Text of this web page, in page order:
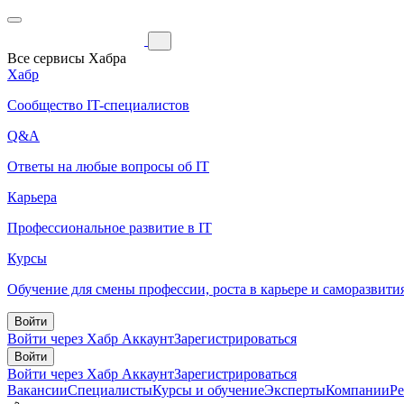
Все сервисы Хабра
Хабр
Сообщество IT-специалистов
Q&A
Ответы на любые вопросы об IT
Карьера
Профессиональное развитие в IT
Курсы
Обучение для смены профессии, роста в карьере и
Войти
Войти через Хабр АккаунтЗарегистрироваться
Войти
Войти через Хабр АккаунтЗарегистрироваться
ВакансииСпециалистыКурсы и обучениеЭкспертыКомпании